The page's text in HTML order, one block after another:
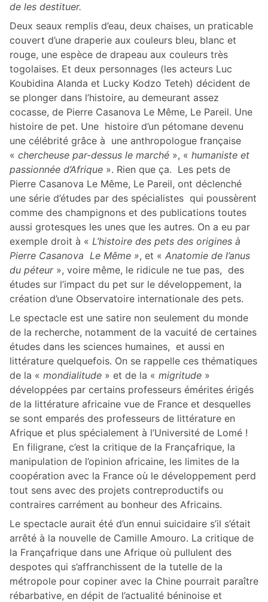
de les destituer.
Deux seaux remplis d’eau, deux chaises, un praticable
couvert d’une draperie aux couleurs bleu, blanc et
rouge, une espèce de drapeau aux couleurs très
togolaises. Et deux personnages (les acteurs Luc
Koubidina Alanda et Lucky Kodzo Teteh) décident de
se plonger dans l’histoire, au demeurant assez
cocasse, de Pierre Casanova Le Même, Le Pareil. Une
histoire de pet. Une histoire d’un pétomane devenu
une célébrité grâce à une anthropologue française
« chercheuse par-dessus le marché », « humaniste et
passionnée d’Afrique ». Rien que ça. Les pets de
Pierre Casanova Le Même, Le Pareil, ont déclenché
une série d’études par des spécialistes qui poussèrent
comme des champignons et des publications toutes
aussi grotesques les unes que les autres. On a eu par
exemple droit à « L’histoire des pets des origines à
Pierre Casanova Le Même », et « Anatomie de l’anus
du péteur», voire même, le ridicule ne tue pas, des
études sur l’impact du pet sur le développement, la
création d’une Observatoire internationale des pets.
Le spectacle est une satire non seulement du monde
de la recherche, notamment de la vacuité de certaines
études dans les sciences humaines, et aussi en
littérature quelquefois. On se rappelle ces thématiques
de la « mondialitude » et de la « migritude »
développées par certains professeurs émérites érigés
de la littérature africaine vue de France et desquelles
se sont emparés des professeurs de littérature en
Afrique et plus spécialement à l’Université de Lomé !
En filigrane, c’est la critique de la Françafrique, la
manipulation de l’opinion africaine, les limites de la
coopération avec la France où le développement perd
tout sens avec des projets contreproductifs ou
contraires carrément au bonheur des Africains.
Le spectacle aurait été d’un ennui suicidaire s’il s’était
arrêté à la nouvelle de Camille Amouro. La critique de
la Françafrique dans une Afrique où pullulent des
despotes qui s’affranchissent de la tutelle de la
métropole pour copiner avec la Chine pourrait paraître
rébarbative, en dépit de l’actualité béninoise et